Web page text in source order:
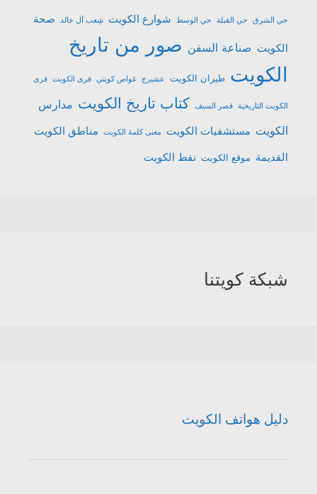
حي الشرق حي القبلة حي الوسط شوارع الكويت شِعب آل خالد صحة
الكويت صناعة السفن صور من تاريخ
الكويت طيران الكويت عشیرج غواص كويتي قرى الكويت قرى
الكويت التاريخية قصر السيف كتاب تاريخ الكويت مدارس
الكويت مستشفيات الكويت معنى كلمة الكويت مناطق الكويت
القديمة موقع الكويت نفط الكويت
شبكة كويتنا
دليل هواتف الكويت